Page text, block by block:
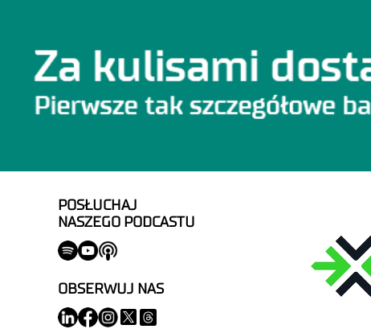
POSŁUCHAJ
NASZEGO PODCASTU
OBSERWUJ NAS